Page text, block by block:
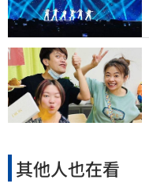
其他人也在看